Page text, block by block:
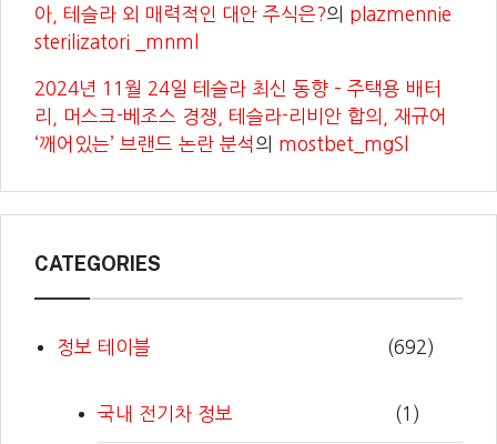
아, 테슬라 외 매력적인 대안 주식은?의 plazmennie
sterilizatori _mnml
2024년 11월 24일 테슬라 최신 동향 – 주택용 배터
리, 머스크-베조스 경쟁, 테슬라-리비안 합의, 재규어
‘깨어있는’ 브랜드 논란 분석의 mostbet_mgSl
CATEGORIES
정보 테이블 (692)
국내 전기차 정보 (1)